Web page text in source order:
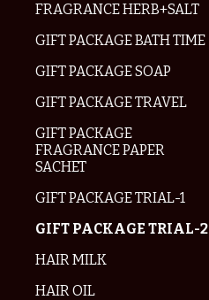
FRAGRANCE HERB+SALT
GIFT PACKAGE BATH TIME
GIFT PACKAGE SOAP
GIFT PACKAGE TRAVEL
GIFT PACKAGE
FRAGRANCE PAPER
SACHET
GIFT PACKAGE TRIAL-1
GIFT PACKAGE TRIAL-2
HAIR MILK
HAIR OIL